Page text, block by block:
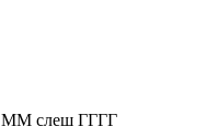
слеш ГГГГ